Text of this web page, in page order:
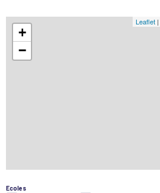
+
−
Leaflet |
Ecoles